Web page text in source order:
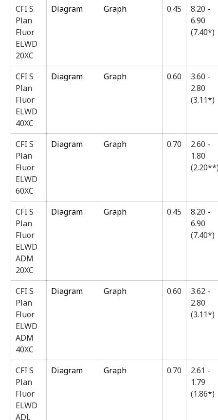
CFI S
Plan
Fluor
ELWD
20XC
Diagram Graph 0.45
8.20 -
6.90
(7.40*)
CFI S
Plan
Fluor
ELWD
40XC
Diagram Graph 0.60
3.60 -
2.80
(3.11*)
CFI S
Plan
Fluor
ELWD
60XC
Diagram Graph 0.70
2.60 -
1.80
CFI S
Plan
Fluor
ELWD
ADM
20XC
Diagram Graph 0.45
8.20 -
6.90
(7.40*)
CFI S
Plan
Fluor
ELWD
ADM
40XC
Diagram Graph 0.60
3.62 -
2.80
(3.11*)
CFI S
Plan
Fluor
ELWD
ADL
Diagram Graph 0.70
2.61 -
1.79
(1.86*)